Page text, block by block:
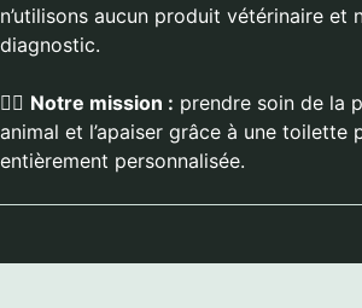
n’utilisons aucun produit vétérinaire et
diagnostic.
💆‍♀️ Notre mission : prendre soin de la
animal et l’apaiser grâce à une toilette
entièrement personnalisée.